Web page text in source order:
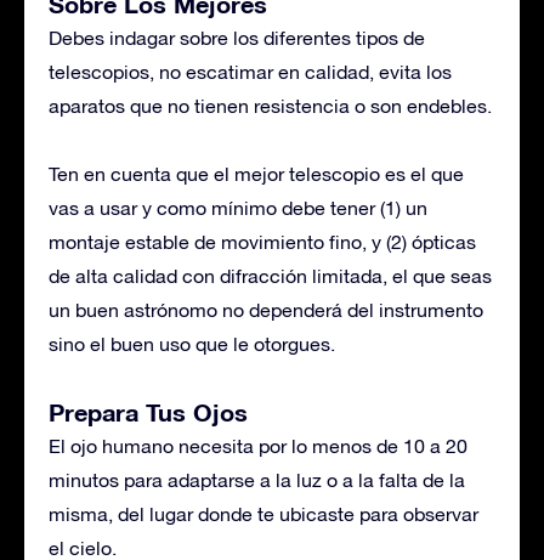
Debes indagar sobre los diferentes tipos de
telescopios, no escatimar en calidad, evita los
aparatos que no tienen resistencia o son endebles.
Ten en cuenta que el mejor telescopio es el que
vas a usar y como mínimo debe tener (1) un
montaje estable de movimiento fino, y (2) ópticas
de alta calidad con difracción limitada, el que seas
un buen astrónomo no dependerá del instrumento
sino el buen uso que le otorgues.
Prepara Tus Ojos
El ojo humano necesita por lo menos de 10 a 20
minutos para adaptarse a la luz o a la falta de la
misma, del lugar donde te ubicaste para observar
el cielo.